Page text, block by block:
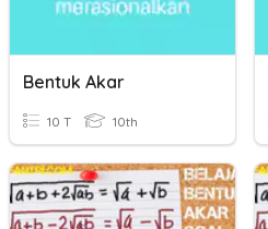
Bentuk Akar
10 T 10th